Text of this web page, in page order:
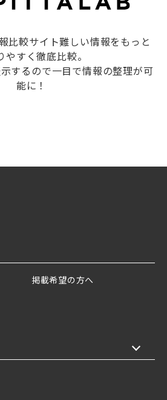
比較サイト難しい情報をもっと
やすく徹底比較。
するので一目で情報の整理が可
能に！
掲載希望の方へ